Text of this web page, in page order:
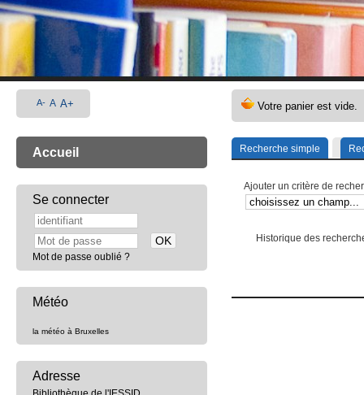
Recherche simple
Ajouter un critère de
Historique des
A- A A+
Accueil
Se connecter
Mot de passe oublié ?
Météo
la météo à Bruxelles
Adresse